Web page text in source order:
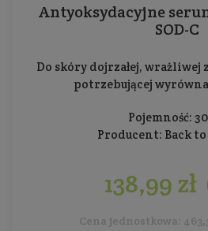
Antyoksydacyjne
SOD-C
Do skóry dojrzałej,
potrzebującej
Pojemność:
Producent: Back
138,99 zł
Cena jednostkowa: